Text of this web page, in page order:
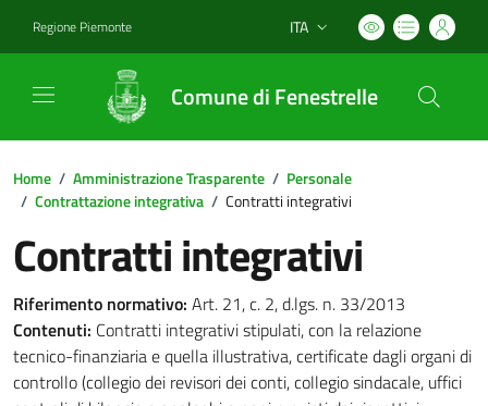
Regione Piemonte Lingua attiva:
ITA
Comune di Fenestrelle
Home / Amministrazione Trasparente / Personale
/ Contrattazione integrativa / Contratti integrativi
Contratti integrativi
Riferimento normativo: Art. 21, c. 2, d.lgs. n. 33/2013
Contenuti: Contratti integrativi stipulati, con la relazione
tecnico-finanziaria e quella illustrativa, certificate dagli organi di
controllo (collegio dei revisori dei conti, collegio sindacale, uffici